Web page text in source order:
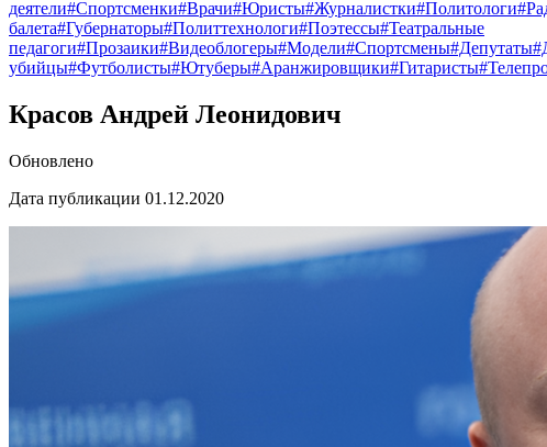
деятели#Спортсменки#Врачи#Юристы#Журналистки#Политологи
балета#Губернаторы#Политтехнологи#Поэтессы#Театральные
педагоги#Прозаики#Видеоблогеры#Модели#Спортсмены#Депутаты
убийцы#Футболисты#Ютуберы#Аранжировщики#Гитаристы
Красов Андрей Леонидович
Обновлено
Дата публикации 01.12.2020